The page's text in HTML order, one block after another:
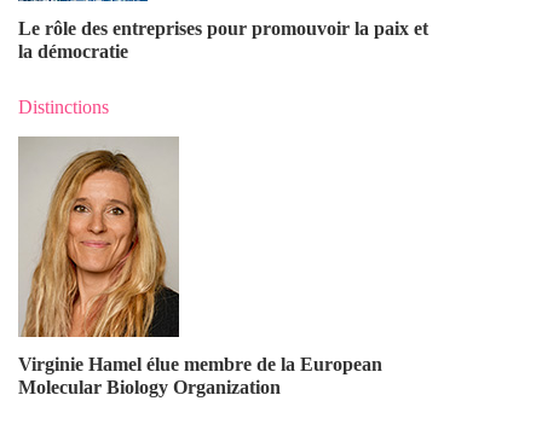
Le rôle des entreprises pour promouvoir la paix et
la démocratie
Distinctions
Virginie Hamel élue membre de la European
Molecular Biology Organization